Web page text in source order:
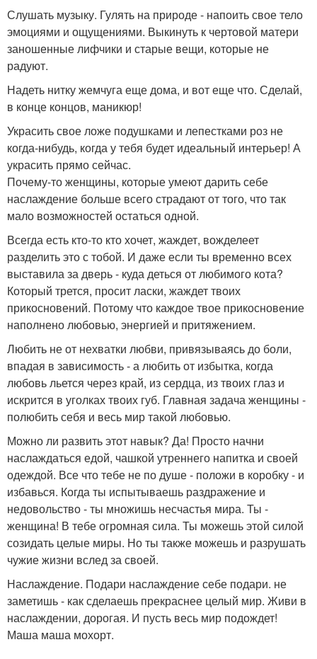
Слушать музыку. Гулять на природе - напоить свое тело
эмоциями и ощущениями. Выкинуть к чертовой матери
заношенные лифчики и старые вещи, которые не
радуют.
Надеть нитку жемчуга еще дома, и вот еще что. Сделай,
в конце концов, маникюр!
Украсить свое ложе подушками и лепестками роз не
когда-нибудь, когда у тебя будет идеальный интерьер! А
украсить прямо сейчас.
Почему-то женщины, которые умеют дарить себе
наслаждение больше всего страдают от того, что так
мало возможностей остаться одной.
Всегда есть кто-то кто хочет, жаждет, вожделеет
разделить это с тобой. И даже если ты временно всех
выставила за дверь - куда деться от любимого кота?
Который трется, просит ласки, жаждет твоих
прикосновений. Потому что каждое твое прикосновение
наполнено любовью, энергией и притяжением.
Любить не от нехватки любви, привязываясь до боли,
впадая в зависимость - а любить от избытка, когда
любовь льется через край, из сердца, из твоих глаз и
искрится в уголках твоих губ. Главная задача женщины -
полюбить себя и весь мир такой любовью.
Можно ли развить этот навык? Да! Просто начни
наслаждаться едой, чашкой утреннего напитка и своей
одеждой. Все что тебе не по душе - положи в коробку - и
избавься. Когда ты испытываешь раздражение и
недовольство - ты множишь несчастья мира. Ты -
женщина! В тебе огромная сила. Ты можешь этой силой
созидать целые миры. Но ты также можешь и разрушать
чужие жизни вслед за своей.
Наслаждение. Подари наслаждение себе подари. не
заметишь - как сделаешь прекраснее целый мир. Живи в
наслаждении, дорогая. И пусть весь мир подождет!
Маша маша мохорт.